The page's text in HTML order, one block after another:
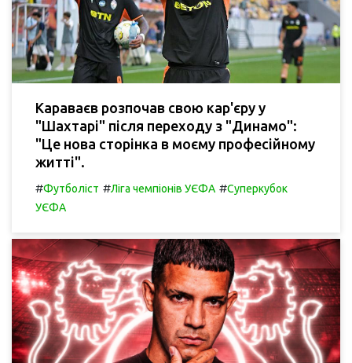
Караваєв розпочав свою кар'єру у
"Шахтарі" після переходу з "Динамо":
"Це нова сторінка в моєму професійному
житті".
#Футболіст #Ліга чемпіонів УЄФА #Суперкубок
УЄФА